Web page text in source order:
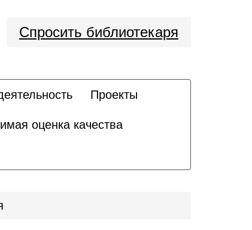
Спросить библиотекаря
Проекты
оценка качества